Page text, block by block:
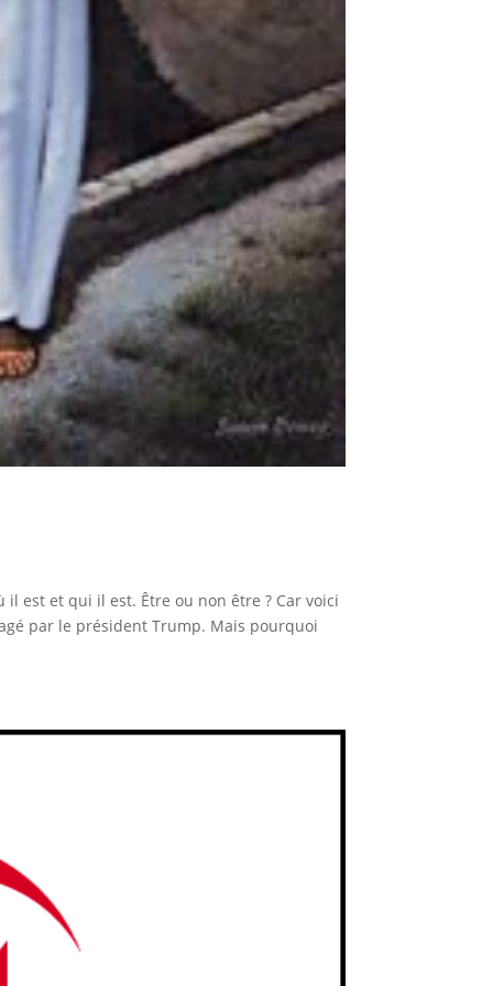
il est et qui il est. Être ou non être ? Car voici
par le président Trump. Mais pourquoi